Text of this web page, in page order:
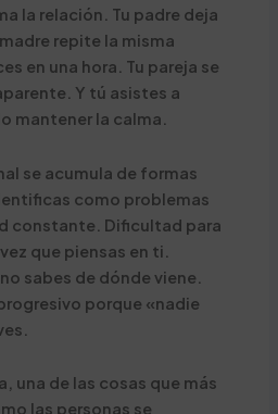
la relación. Tu padre deja
repite la misma
en una hora. Tu pareja se
Y tú asistes a
mantener la calma.
se acumula de formas
como problemas
constante. Dificultad para
que piensas en ti.
sabes de dónde viene.
porque «nadie
una de las cosas que más
las personas se